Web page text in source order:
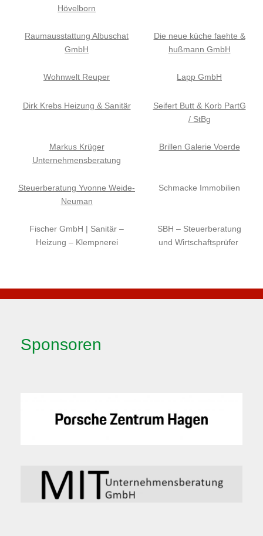
Hövelborn
Raumausstattung Albuschat
GmbH
Die neue küche faehte &
hußmann GmbH
Wohnwelt Reuper Lapp GmbH
Dirk Krebs Heizung & Sanitär
Seifert Butt & Korb PartG
/ StBg
Markus Krüger
Unternehmensberatung
Brillen Galerie Voerde
Steuerberatung Yvonne Weide-
Neuman
Schmacke Immobilien
Fischer GmbH | Sanitär –
Heizung – Klempnerei
SBH – Steuerberatung
und Wirtschaftsprüfer
Sponsoren